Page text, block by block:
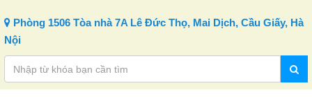
Phòng 1506 Tòa nhà 7A Lê Đức Thọ, Mai Dịch, Cầu Giấy, Hà
Nội